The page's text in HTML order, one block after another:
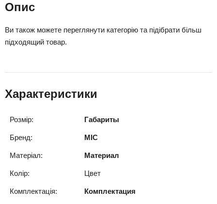
Опис
Ви також можете переглянути категорію та підібрати більш
підходящий товар.
Характеристики
Розмір: Габариты
Бренд: MIC
Матеріал: Материал
Колір: Цвет
Комплектація: Комплектация